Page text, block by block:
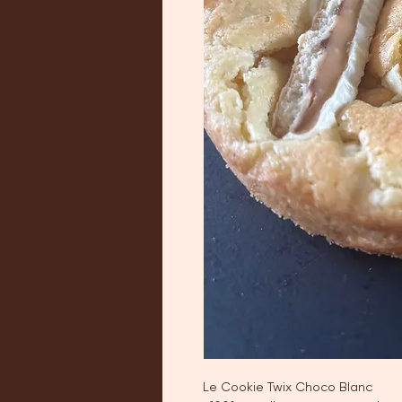
Le Cookie Twix Choco Blanc